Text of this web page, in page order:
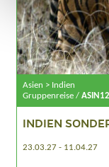
Asien > Indien
Gruppenreise /
INDIEN
23.03.27 - 11.04.27